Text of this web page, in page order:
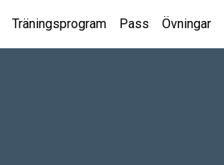
Träningsprogram Pass Övningar